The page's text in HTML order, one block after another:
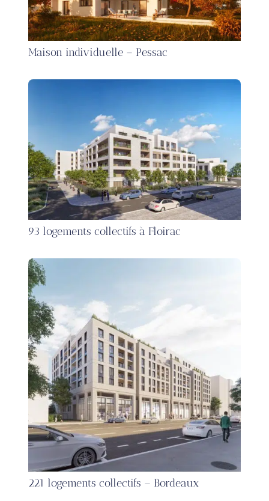
Maison individuelle – Pessac
93 logements collectifs à Floirac
221 logements collectifs – Bordeaux